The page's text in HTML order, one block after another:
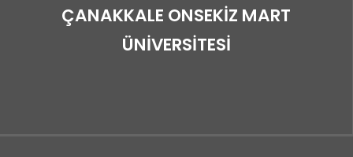
ÇANAKKALE ONSEKİZ MART
ÜNİVERSİTESİ